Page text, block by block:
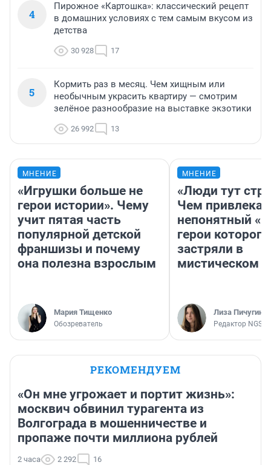
4
Пирожное «Картошка»: классический рецепт
в домашних условиях с тем самым вкусом из
детства
30 928 17
5
Кормить раз в месяц. Чем хищным или
необычным украсить квартиру — смотрим
зелёное разнообразие на выставке экзотики
26 992 13
МНЕНИЕ
«Игрушки больше не
герои истории». Чему
учит пятая часть
популярной детской
франшизы и почему
она полезна взрослым
Мария Тищенко
Обозреватель
МНЕНИЕ
«Люди тут
Чем
непонятный
герои которого
застряли в
мистическом
Лиза Пичугина
Редактор
РЕКОМЕНДУЕМ
«Он мне угрожает и портит жизнь»:
москвич обвинил турагента из
Волгограда в мошенничестве и
пропаже почти миллиона рублей
2 часа 2 292 16